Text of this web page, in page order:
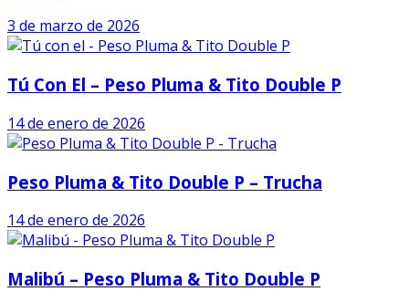
3 de marzo de 2026
Tú Con El – Peso Pluma & Tito Double P
14 de enero de 2026
Peso Pluma & Tito Double P – Trucha
14 de enero de 2026
Malibú – Peso Pluma & Tito Double P